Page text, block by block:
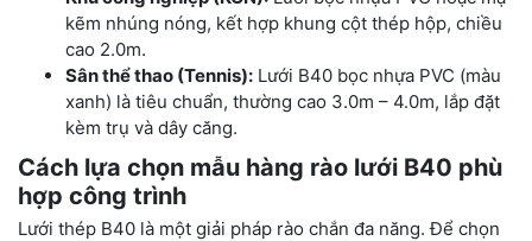
kẽm nhúng nóng, kết hợp khung cột thép hộp, chiều
cao 2.0m.
Sân thể thao (Tennis): Lưới B40 bọc nhựa PVC (màu
xanh) là tiêu chuẩn, thường cao 3.0m – 4.0m, lắp đặt
kèm trụ và dây căng.
Cách lựa chọn mẫu hàng rào lưới B40 phù
hợp công trình
Lưới thép B40 là một giải pháp rào chắn đa năng. Để chọn